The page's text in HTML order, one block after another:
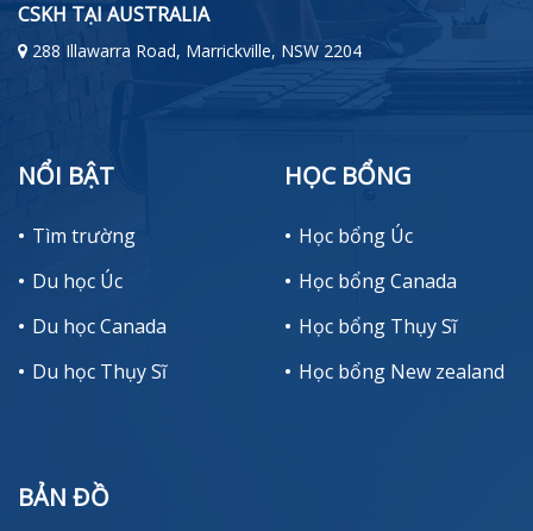
CSKH TẠI AUSTRALIA
288 Illawarra Road, Marrickville, NSW 2204
NỔI BẬT
Tìm trường
Du học Úc
Du học Canada
Du học Thụy Sĩ
HỌC BỔNG
Học bổng Úc
Học bổng Canada
Học bổng Thụy Sĩ
Học bổng New zealand
BẢN ĐỒ